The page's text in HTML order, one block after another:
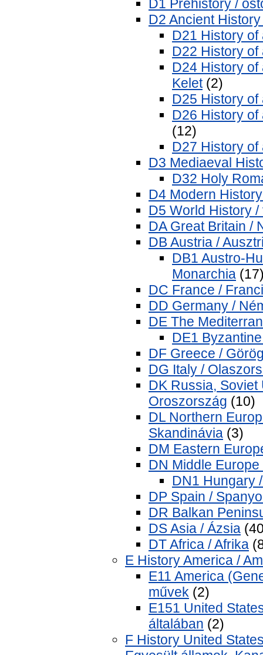
D1 Prehistory /
D2 Ancient
D21 History
D22 History of
D24 History
Kelet(2)
D25 History of
D26 History
(12)
D27 History
D3 Mediaeval
D32 Holy
D4 Modern
D5 World History
DA Great Britain /
DB Austria /
DB1 Austro-
Monarchia
DC France /
DD Germany /
DE The
DE1
DF Greece /
DG Italy /
DK Russia,
Oroszország (10)
DL Northern
Skandinávia (3)
DM Eastern
DN Middle
DN1 Hungary
DP Spain /
DR Balkan
DS Asia / Ázsia
DT Africa / Afrika
E History America /
E11 America
művek (2)
E151 United
általában (2)
F History United